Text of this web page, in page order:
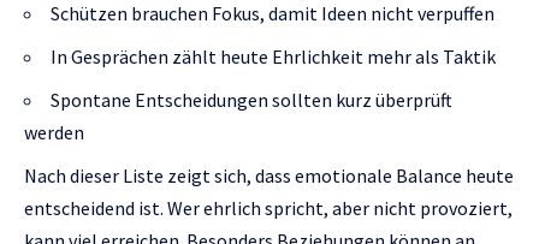
Schützen brauchen Fokus, damit Ideen nicht verpuffen
In Gesprächen zählt heute Ehrlichkeit mehr als Taktik
Spontane Entscheidungen sollten kurz überprüft
werden
Nach dieser Liste zeigt sich, dass emotionale Balance heute
entscheidend ist. Wer ehrlich spricht, aber nicht provoziert,